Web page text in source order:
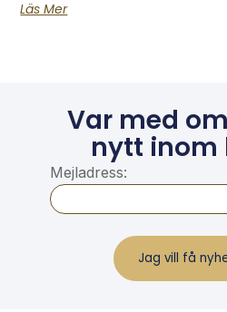
Läs Mer
Var med
nytt inom
Mejladress: